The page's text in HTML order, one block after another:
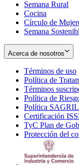
Semana Rural
Cocina
Círculo de
Semana
Acerca de nosotros
Términos de uso
Política de
Términos
Política de
Política
Certificación
TyC Plan de
Protección del